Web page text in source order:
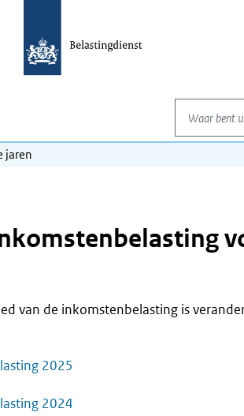
Waar bent
jaren
van de inkomstenbelasting is
2025
2024